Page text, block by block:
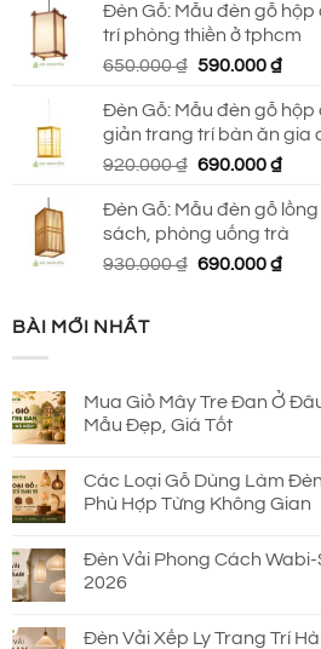
là:
2.145.000 ₫.
Đèn Gỗ: Mẫu đèn gỗ
trí phòng thiền ở tphcm
650.000₫ Giá
là:
650.000 ₫.
590.000₫Giá
tại
là:
Đèn Gỗ: Mẫu đèn gỗ
giản trang trí bàn ăn gia
920.000₫ Giá
là:
920.000 ₫.
690.000₫Giá
tại
là:
Đèn Gỗ: Mẫu đèn gỗ
sách, phòng uống trà
930.000₫ Giá
690.000₫Giá
BÀI MỚI NHẤT
Mua Giỏ Mây Tre Đan Ở
Mẫu Đẹp, Giá Tốt
Các Loại Gỗ Dùng Làm
Phù Hợp Từng Không Gian
Đèn Vải Phong Cách
2026
Đèn Vải Xếp Ly Trang Trí